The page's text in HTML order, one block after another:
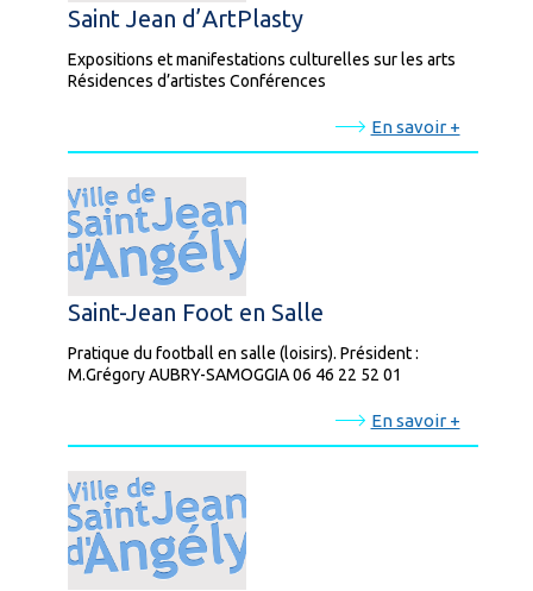
Saint Jean d’ArtPlasty
Expositions et manifestations culturelles sur les arts
Résidences d’artistes Conférences
En savoir +
Saint-Jean Foot en Salle
Pratique du football en salle (loisirs). Président :
M.Grégory AUBRY-SAMOGGIA 06 46 22 52 01
En savoir +